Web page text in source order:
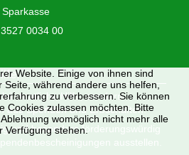
0034 00
staatliche Hilfe, sondern
aus Spenden und Erbschaften.
und besonders förderungswürdig
ausstellen.
Website. Einige von ihnen sind
Seite, während andere uns helfen,
zu verbessern. Sie können
Cookies zulassen möchten. Bitte
womöglich nicht mehr alle
Verfügung stehen.